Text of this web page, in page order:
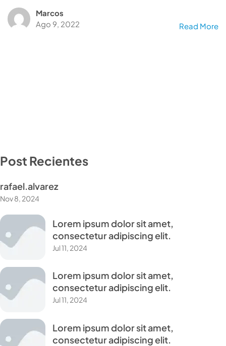
Marcos
Ago 9, 2022
Read More
Post Recientes
rafael.alvarez
Nov 8, 2024
Lorem ipsum dolor sit amet,
consectetur adipiscing elit.
Jul 11, 2024
Lorem ipsum dolor sit amet,
consectetur adipiscing elit.
Jul 11, 2024
Lorem ipsum dolor sit amet,
consectetur adipiscing elit.